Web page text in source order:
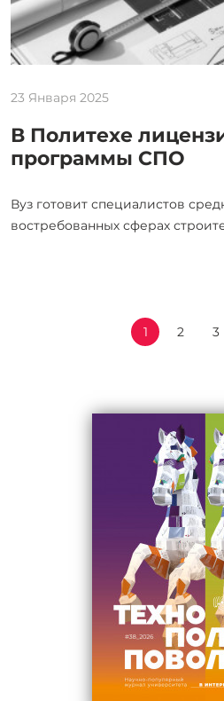
23 Января 2025
В Политехе
программы СПО
Вуз готовит специалистов
востребованных сферах
1 2 3